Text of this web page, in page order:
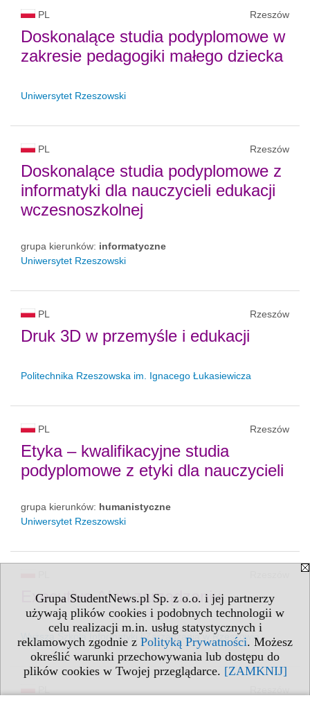
Grupa StudentNews.pl Sp. z o.o. i jej partnerzy
używają plików cookies i podobnych technologii w
celu realizacji m.in. usług statystycznych i
reklamowych zgodnie z Polityką Prywatności. Możesz
określić warunki przechowywania lub dostępu do
plików cookies w Twojej przeglądarce. [ZAMKNIJ]
PL Rzeszów
Doskonalące studia podyplomowe w
zakresie pedagogiki małego dziecka
Uniwersytet Rzeszowski
PL Rzeszów
Doskonalące studia podyplomowe z
informatyki dla nauczycieli edukacji
wczesnoszkolnej
grupa kierunków: informatyczne
Uniwersytet Rzeszowski
PL Rzeszów
Druk 3D w przemyśle i edukacji
Politechnika Rzeszowska im. Ignacego Łukasiewicza
PL Rzeszów
Etyka – kwalifikacyjne studia
podyplomowe z etyki dla nauczycieli
grupa kierunków: humanistyczne
Uniwersytet Rzeszowski
Executive AI w zarządzaniu
Wyższa Szkoła Informatyki i Zarządzania w Rzeszowie